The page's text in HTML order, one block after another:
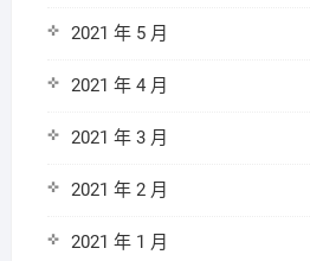
2021 年 5 月
2021 年 4 月
2021 年 3 月
2021 年 2 月
2021 年 1 月